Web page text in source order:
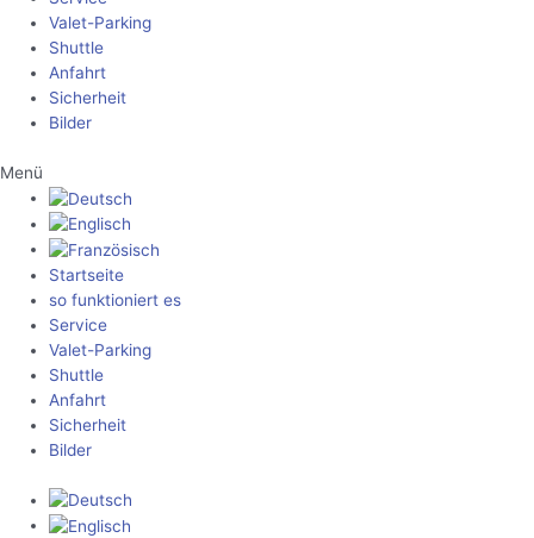
Valet-Parking
Shuttle
Anfahrt
Sicherheit
Bilder
Menü
Startseite
so funktioniert es
Service
Valet-Parking
Shuttle
Anfahrt
Sicherheit
Bilder